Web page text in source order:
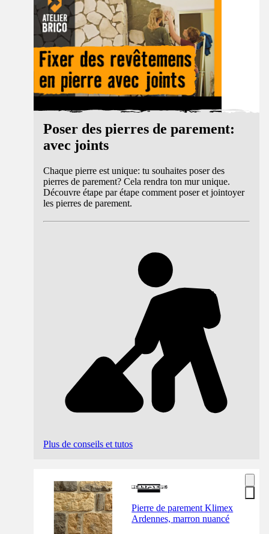
Poser des pierres de parement:
avec joints
Chaque pierre est unique: tu souhaites poser des
pierres de parement? Cela rendra ton mur unique.
Découvre étape par étape comment poser et jointoyer
les pierres de parement.
Plus de conseils et tutos
Pierre de parement Klimex
Ardennes, marron nuancé